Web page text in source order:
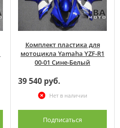
Комплект пластика для
мотоцикла Yamaha YZF-R1
00-01 Сине-Белый
39 540 руб.
Нет в наличии
Подписаться